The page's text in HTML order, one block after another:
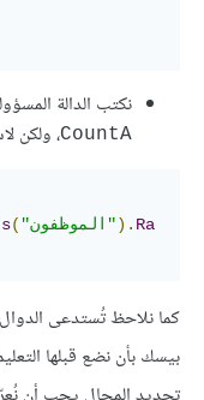
نكتب الدالة
CountA، ولكن
( "الموظفون"). Ra
كما نلاحظ تُستدعى
بيسك بأن نضع قبلها